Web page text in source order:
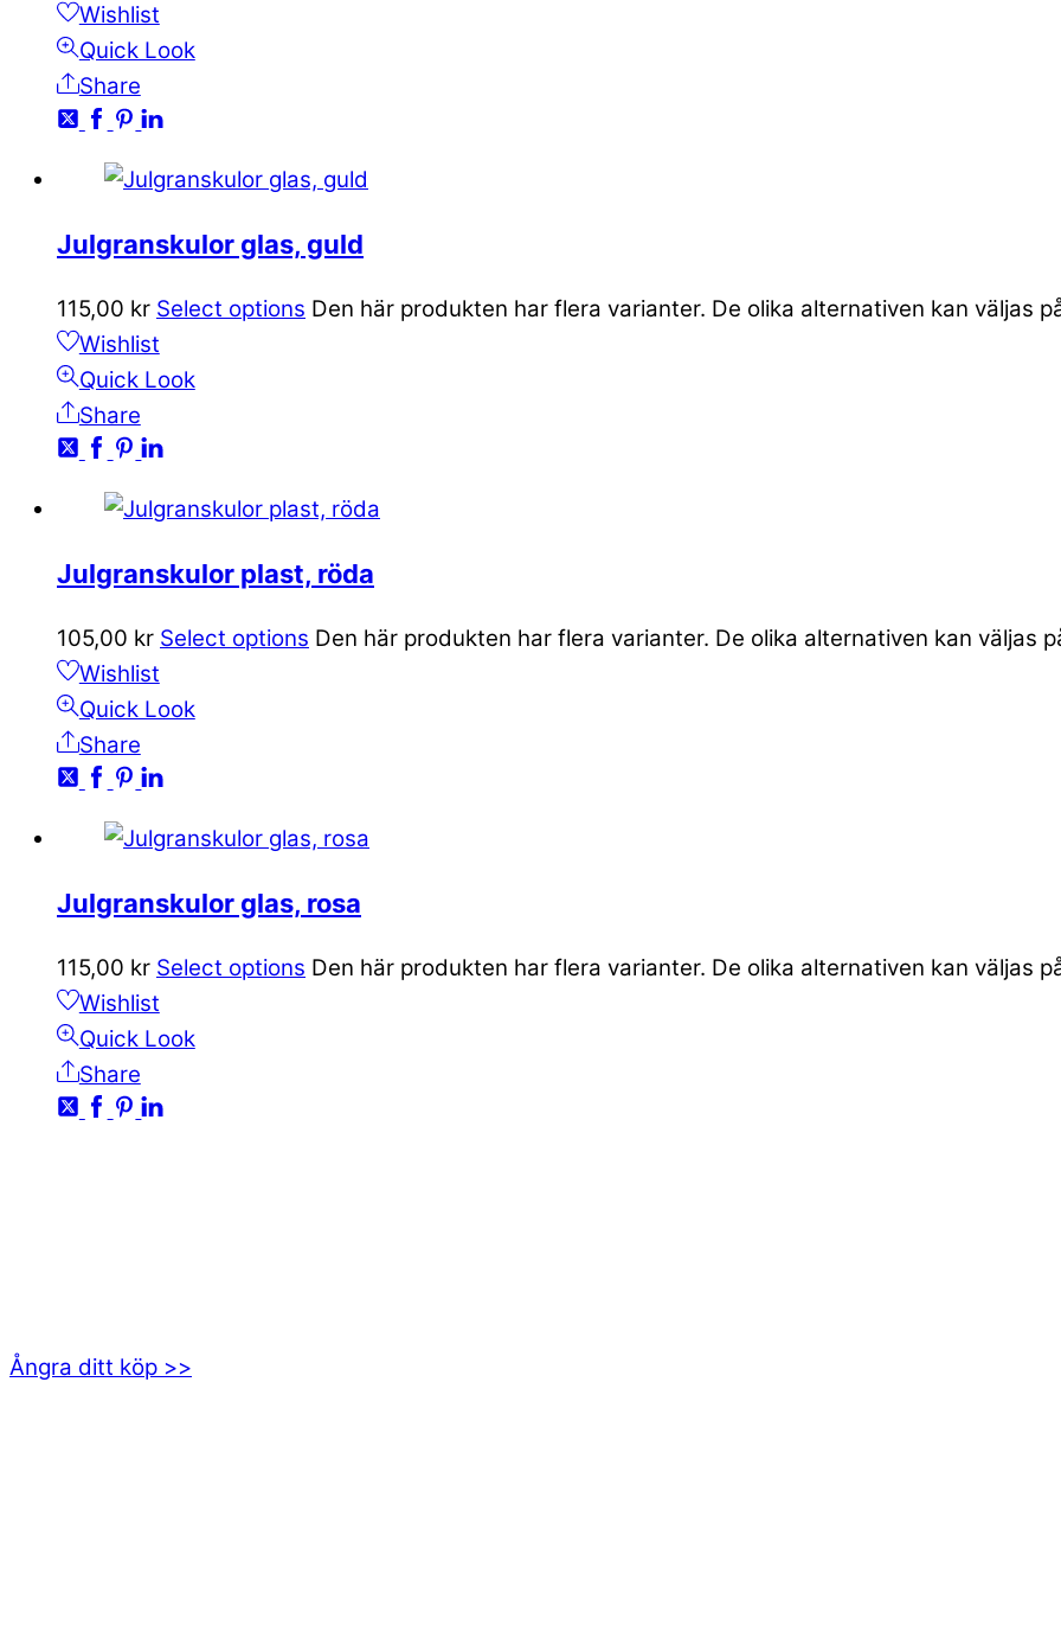
Wishlist
Quick Look
Share
Julgranskulor glas, guld
115,00 kr Select options Den här produkten har flera varianter. De olika alternativen kan väljas
Wishlist
Quick Look
Share
Julgranskulor plast, röda
105,00 kr Select options Den här produkten har flera varianter. De olika alternativen kan väljas
Wishlist
Quick Look
Share
Julgranskulor glas, rosa
115,00 kr Select options Den här produkten har flera varianter. De olika alternativen kan väljas
Wishlist
Quick Look
Share
Ångra ditt köp >>